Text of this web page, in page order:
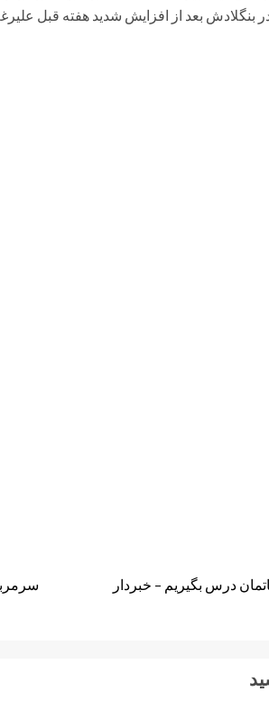
بنگلادش بعد از افزایش شدید هفته قبل
درس بگیریم – خبردار